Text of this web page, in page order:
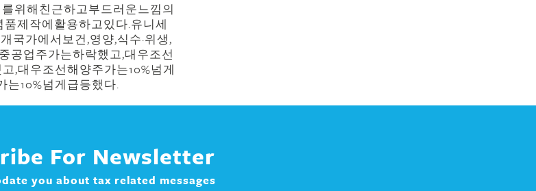
위해친근하고부드러운느낌의
제작에활용하고있다.유니세
국가에서보건,영양,식수·위생,
공업주가는하락했고,대우조선
,대우조선해양주가는10%넘게
는10%넘게급등했다.
For Newsletter
you about tax related messages